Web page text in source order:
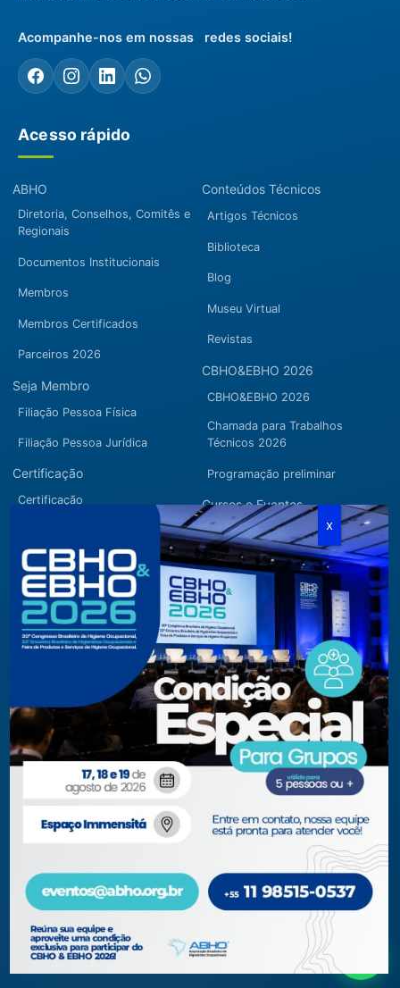
Acompanhe-nos em nossas redes sociais!
Acesso rápido
ABHO
Diretoria, Conselhos, Comitês e
Regionais
Documentos Institucionais
Membros
Membros Certificados
Parceiros 2026
Seja Membro
Filiação Pessoa Física
Filiação Pessoa Jurídica
Certificação
Certificação
Manutenção de Certificação
2026
Conteúdos Técnicos
Artigos Técnicos
Biblioteca
Blog
Museu Virtual
Revistas
CBHO&EBHO 2026
CBHO&EBHO 2026
Chamada para Trabalhos
Técnicos 2026
Programação preliminar
Cursos e Eventos
CBHO&EBHO2026
Cursos Modulares
Eventos Apoiados
Eventos Regionais
Loja
Contato
Fone/Fax:
+ 55 11 3081.5909 / 3081.1709
secretaria@abho.org.br
Rua Cardoso de Almeida, 167 CJ 121
CEP 05013-000 — São Paulo – SP
WhatsApp: (11) 93938-9842